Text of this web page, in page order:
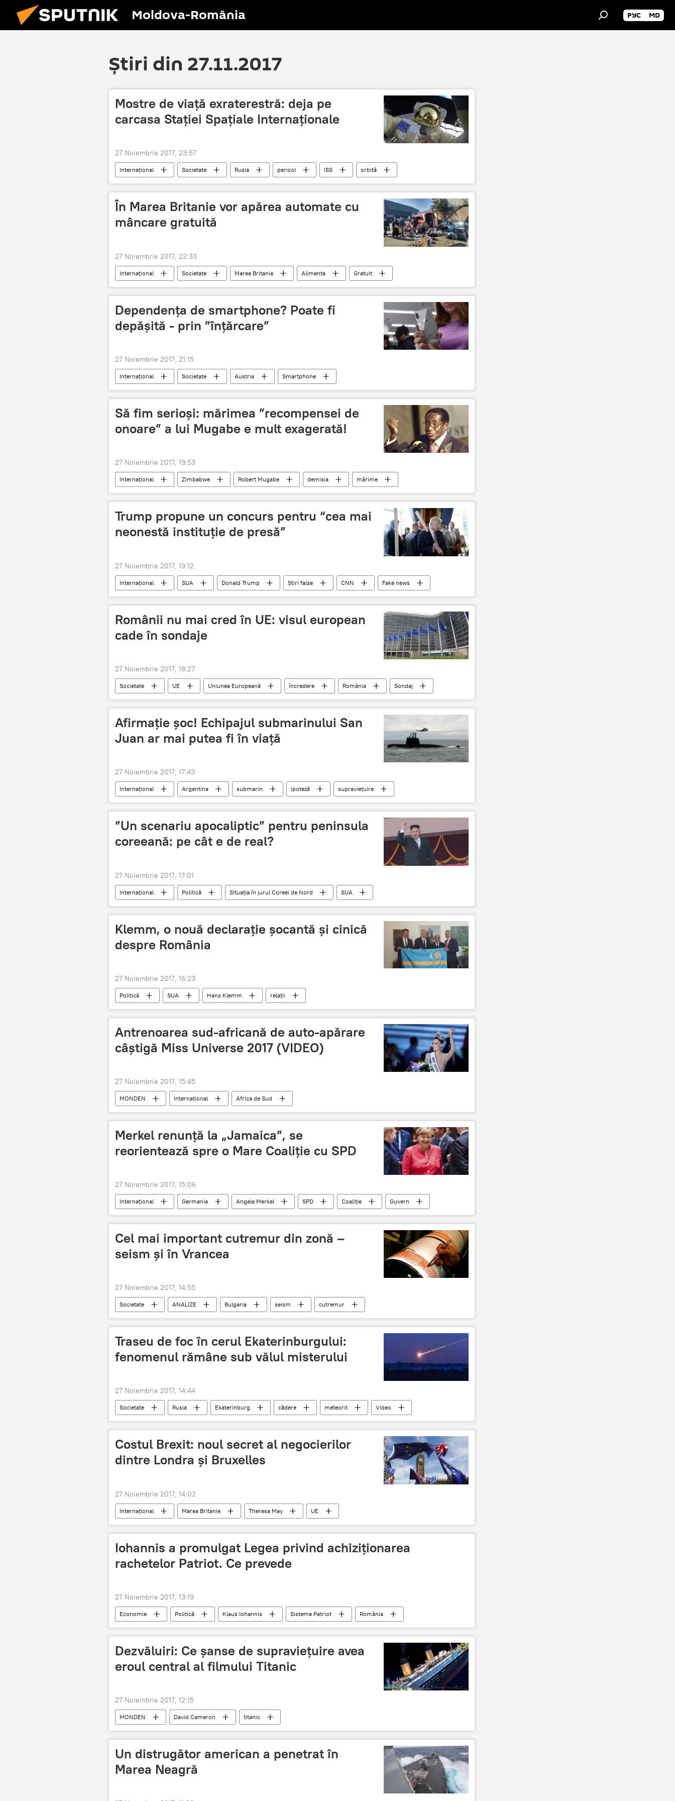
Moldova-România РУС MD
Știri din 27.11.2017
Mostre de viață exraterestră: deja pe
carcasa Stației Spațiale Internaționale
27 Noiembrie 2017, 23:57
Internaţional Societate Rusia pericol ISS
orbită
bacterii
În Marea Britanie vor apărea automate cu
mâncare gratuită
27 Noiembrie 2017, 22:33
Internaţional Societate Marea Britanie Alimente
Gratuit
Mâncare
săraci
Dependența de smartphone? Poate fi
depășită - prin ”înțărcare”
27 Noiembrie 2017, 21:15
Internaţional Societate Austria Smartphone
Să fim serioși: mărimea ”recompensei de
onoare” a lui Mugabe e mult exagerată!
27 Noiembrie 2017, 19:53
Internaţional Zimbabwe Robert Mugabe demisia
mărime
dezmințire
Trump propune un concurs pentru “cea mai
neonestă instituție de presă”
27 Noiembrie 2017, 19:12
Internaţional SUA Donald Trump Știri false CNN
Fake news
Fox News
Românii nu mai cred în UE: visul european
cade în sondaje
27 Noiembrie 2017, 18:27
Societate UE Uniunea Europeană încredere România Sondaj
Afirmație șoc! Echipajul submarinului San
Juan ar mai putea fi în viață
27 Noiembrie 2017, 17:43
Internaţional Argentina submarin ipoteză supraviețuire
”Un scenariu apocaliptic” pentru peninsula
coreeană: pe cât e de real?
27 Noiembrie 2017, 17:01
Internaţional Politică Situația în jurul Coreei de Nord
SUA
Coreea de Nord
Igor Morgulov MAE al Rusiei conflict
proporții
Klemm, o nouă declarație șocantă și cinică
despre România
27 Noiembrie 2017, 16:23
Politică SUA Hans Klemm
relații
Imixtiunea SUA în problemele interne ale României
România Declarație
Antrenoarea sud-africană de auto-apărare
câștigă Miss Universe 2017 (VIDEO)
27 Noiembrie 2017, 15:45
MONDEN Internaţional Africa de Sud
Merkel renunță la „Jamaica”, se
reorientează spre o Mare Coaliție cu SPD
27 Noiembrie 2017, 15:06
Internaţional Germania Angela Merkel SPD Coaliție
Guvern
CDU
Cel mai important cutremur din zonă –
seism și în Vrancea
27 Noiembrie 2017, 14:55
Societate ANALIZE Bulgaria seism cutremur
Traseu de foc în cerul Ekaterinburgului:
fenomenul rămâne sub vălul misterului
27 Noiembrie 2017, 14:44
Societate Rusia Ekaterinburg cădere meteorit Video
Costul Brexit: noul secret al negocierilor
dintre Londra și Bruxelles
27 Noiembrie 2017, 14:02
Internaţional Marea Britanie Theresa May
UE
Brexit. Marea Britanie a ieșit din UE
Brexit
Iohannis a promulgat Legea privind achiziționarea
rachetelor Patriot. Ce prevede
27 Noiembrie 2017, 13:19
Economie Politică Klaus Iohannis Sisteme Patriot România
Dezvăluiri: Ce șanse de supraviețuire avea
eroul central al filmului Titanic
27 Noiembrie 2017, 12:15
MONDEN David Cameron titanic
Un distrugător american a penetrat în
Marea Neagră